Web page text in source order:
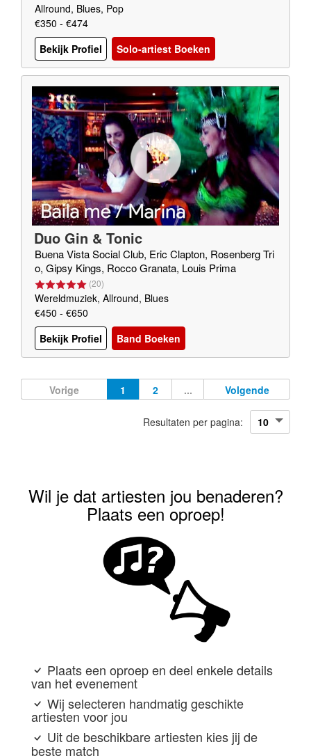
Allround, Blues, Pop
€350 - €474
Bekijk Profiel
Solo-artiest Boeken
Duo Gin & Tonic
Buena Vista Social Club, Eric Clapton, Rosenberg Tri
o, Gipsy Kings, Rocco Granata, Louis Prima
(20)
Wereldmuziek, Allround, Blues
€450 - €650
Bekijk Profiel
Band Boeken
Vorige 1 2 ... Volgende
Resultaten per pagina:
Wil je dat artiesten jou benaderen?
Plaats een oproep!
Plaats een oproep en deel enkele details
van het evenement
Wij selecteren handmatig geschikte
artiesten voor jou
Uit de beschikbare artiesten kies jij de
beste match